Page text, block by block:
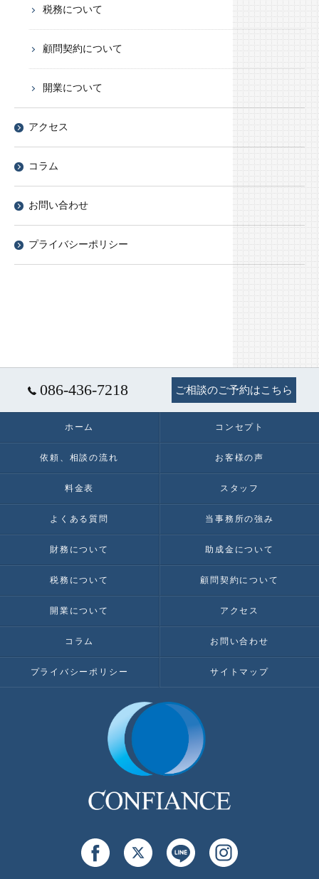
税務について
顧問契約について
開業について
アクセス
コラム
お問い合わせ
プライバシーポリシー
086-436-7218 ご相談のご予約はこちら
ホーム コンセプト
依頼、相談の流れ お客様の声
料金表 スタッフ
よくある質問 当事務所の強み
財務について 助成金について
税務について 顧問契約について
開業について アクセス
コラム お問い合わせ
プライバシーポリシー サイトマップ